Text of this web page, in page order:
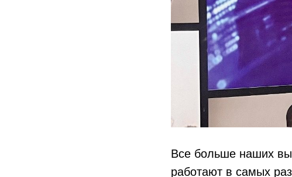
Все больше наших
работают в самых